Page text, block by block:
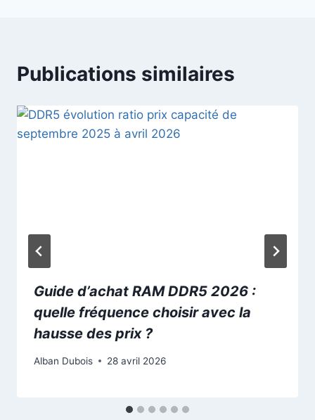
Publications similaires
Guide d’achat RAM DDR5 2026 :
quelle fréquence choisir avec la
hausse des prix ?
Alban Dubois 28 avril 2026